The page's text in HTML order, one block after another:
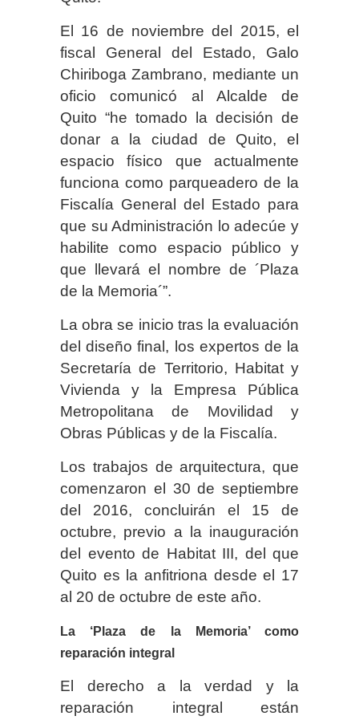
El 16 de noviembre del 2015, el
fiscal General del Estado, Galo
Chiriboga Zambrano, mediante un
oficio comunicó al Alcalde de
Quito “he tomado la decisión de
donar a la ciudad de Quito, el
espacio físico que actualmente
funciona como parqueadero de la
Fiscalía General del Estado para
que su Administración lo adecúe y
habilite como espacio público y
que llevará el nombre de ´Plaza
de la Memoria´”.
La obra se inicio tras la evaluación
del diseño final, los expertos de la
Secretaría de Territorio, Habitat y
Vivienda y la Empresa Pública
Metropolitana de Movilidad y
Obras Públicas y de la Fiscalía.
Los trabajos de arquitectura, que
comenzaron el 30 de septiembre
del 2016, concluirán el 15 de
octubre, previo a la inauguración
del evento de Habitat III, del que
Quito es la anfitriona desde el 17
al 20 de octubre de este año.
La ‘Plaza de la Memoria’ como
reparación integral
El derecho a la verdad y la
reparación integral están